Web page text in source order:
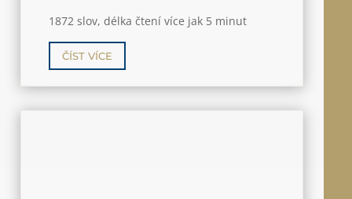
1872 slov, délka čtení více jak 5 minut
ČÍST VÍCE